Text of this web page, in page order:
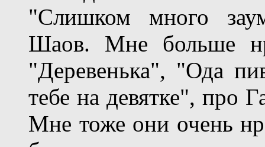
"Слишком много
Шаов. Мне больше
"Деревенька", "Ода
тебе на девятке", про
Мне тоже они очень